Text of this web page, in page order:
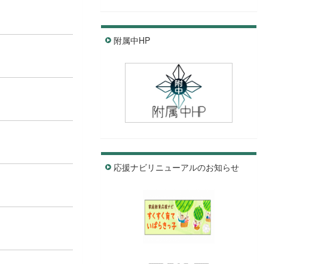
附属中HP
応援ナビリニューアルのお知らせ